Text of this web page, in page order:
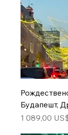
Будапешт,
Цена
1 089,00